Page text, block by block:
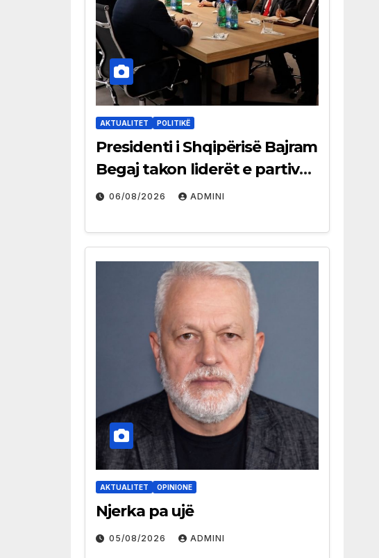
AKTUALITET POLITIKË
Presidenti i Shqipërisë Bajram
Begaj takon liderët e partive
shqiptare në Ulqin
06/08/2026 ADMINI
AKTUALITET OPINIONE
Njerka pa ujë
05/08/2026 ADMINI